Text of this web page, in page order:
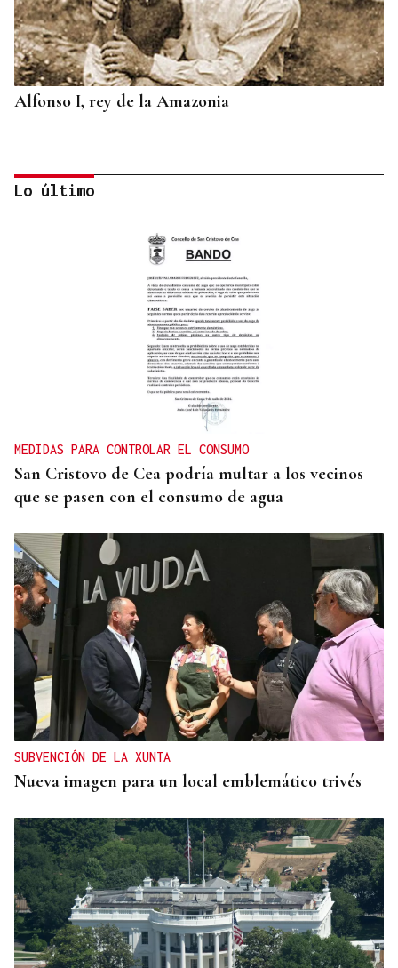
Alfonso I, rey de la Amazonia
Jesusa Prado López, la fuerza ourensana que
Lo último
MEDIDAS PARA CONTROLAR EL CONSUMO
San Cristovo de Cea podría multar a los vecinos
que se pasen con el consumo de agua
SUBVENCIÓN DE LA XUNTA
Nueva imagen para un local emblemático trivés